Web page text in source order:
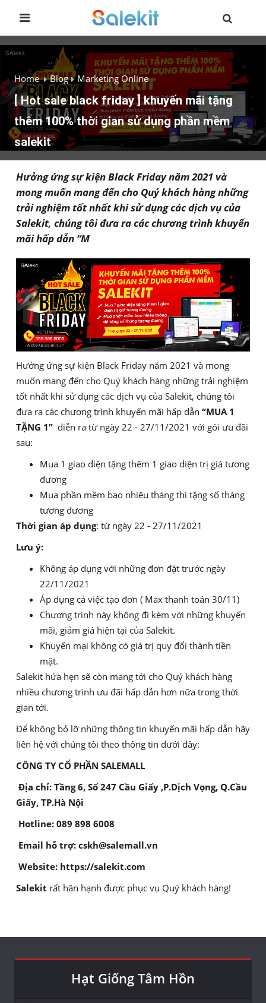
Home Blog Marketing Online
[ Hot sale black friday ] khuyến mãi tặng
thêm 100% thời gian sử dụng phần mềm
salekit
Hưởng ứng sự kiện Black Friday năm 2021 và
mong muốn mang đến cho Quý khách hàng những
trải nghiệm tốt nhất khi sử dụng các dịch vụ của
Salekit, chúng tôi đưa ra các chương trình khuyến
mãi hấp dẫn “M
Hưởng ứng sự kiện Black Friday năm 2021 và mong
muốn mang đến cho Quý khách hàng những trải nghiệm
tốt nhất khi sử dụng các dịch vụ của Salekit, chúng tôi
đưa ra các chương trình khuyến mãi hấp dẫn “MUA 1
TẶNG 1” diễn ra từ ngày 22 - 27/11/2021 với gói ưu đãi
sau:
Mua 1 giao diện tặng thêm 1 giao diện trị giá tương
đương
Mua phần mềm bao nhiêu tháng thì tặng số tháng
tương đương
Thời gian áp dụng: từ ngày 22 - 27/11/2021
Lưu ý:
Không áp dụng với những đơn đặt trước ngày
22/11/2021
Áp dụng cả việc tạo đơn ( Max thanh toán 30/11)
Chương trình này không đi kèm với những khuyến
mãi, giảm giá hiện tại của Salekit.
Khuyến mại không có giá trị quy đổi thành tiền
mặt.
Salekit hứa hẹn sẽ còn mang tới cho Quý khách hàng
nhiều chương trình ưu đãi hấp dẫn hơn nữa trong thời
gian tới.
Để không bỏ lỡ những thông tin khuyến mãi hấp dẫn hãy
liên hệ với chúng tôi theo thông tin dưới đây:
CÔNG TY CỔ PHẦN SALEMALL
Địa chỉ: Tầng 6, Số 247 Cầu Giấy ,P.Dịch Vọng, Q.Cầu
Giấy, TP.Hà Nội
Hotline: 089 898 6008
Email hỗ trợ: cskh@salemall.vn
Website: https://salekit.com
Salekit rất hân hạnh được phục vụ Quý khách hàng!
Hạt Giống Tâm Hồn